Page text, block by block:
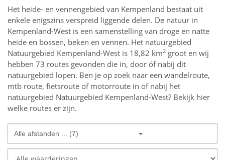
Het heide- en vennengebied van Kempenland bestaat uit
enkele enigszins verspreid liggende delen. De natuur in
Kempenland-West is een samenstelling van droge en natte
heide en bossen, beken en vennen. Het natuurgebied
Natuurgebied Kempenland-West is 18,82 km2 groot en wij
hebben 73 routes gevonden die in, door óf nabij dit
natuurgebied lopen. Ben je op zoek naar een wandelroute,
mtb route, fietsroute of motorroute in of nabij het
natuurgebied Natuurgebied Kempenland-West? Bekijk hier
welke routes er zijn.
Alle afstanden ... (7)